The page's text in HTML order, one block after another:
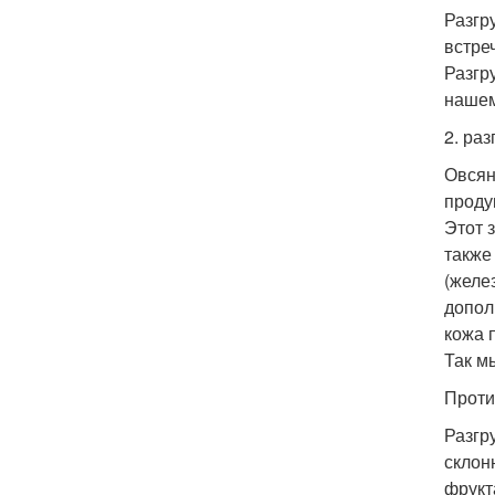
2.
Этот
кожа
Так